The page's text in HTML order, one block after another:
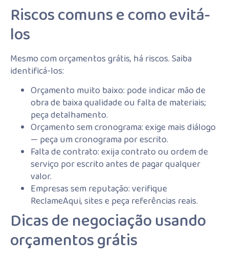
Riscos comuns e como evitá-
los
Mesmo com orçamentos grátis, há riscos. Saiba
identificá-los:
Orçamento muito baixo: pode indicar mão de
obra de baixa qualidade ou falta de materiais;
peça detalhamento.
Orçamento sem cronograma: exige mais diálogo
— peça um cronograma por escrito.
Falta de contrato: exija contrato ou ordem de
serviço por escrito antes de pagar qualquer
valor.
Empresas sem reputação: verifique
ReclameAqui, sites e peça referências reais.
Dicas de negociação usando
orçamentos grátis